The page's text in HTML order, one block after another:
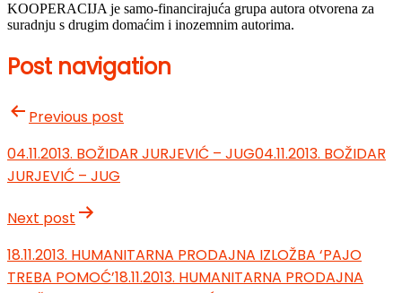
KOOPERACIJA je samo-financirajuća grupa autora otvorena za
suradnju s drugim domaćim i inozemnim autorima.
Post navigation
Previous post
04.11.2013. BOŽIDAR JURJEVIĆ – JUG04.11.2013. BOŽIDAR
JURJEVIĆ – JUG
Next post
18.11.2013. HUMANITARNA PRODAJNA IZLOŽBA ‘PAJO
TREBA POMOĆ’18.11.2013. HUMANITARNA PRODAJNA